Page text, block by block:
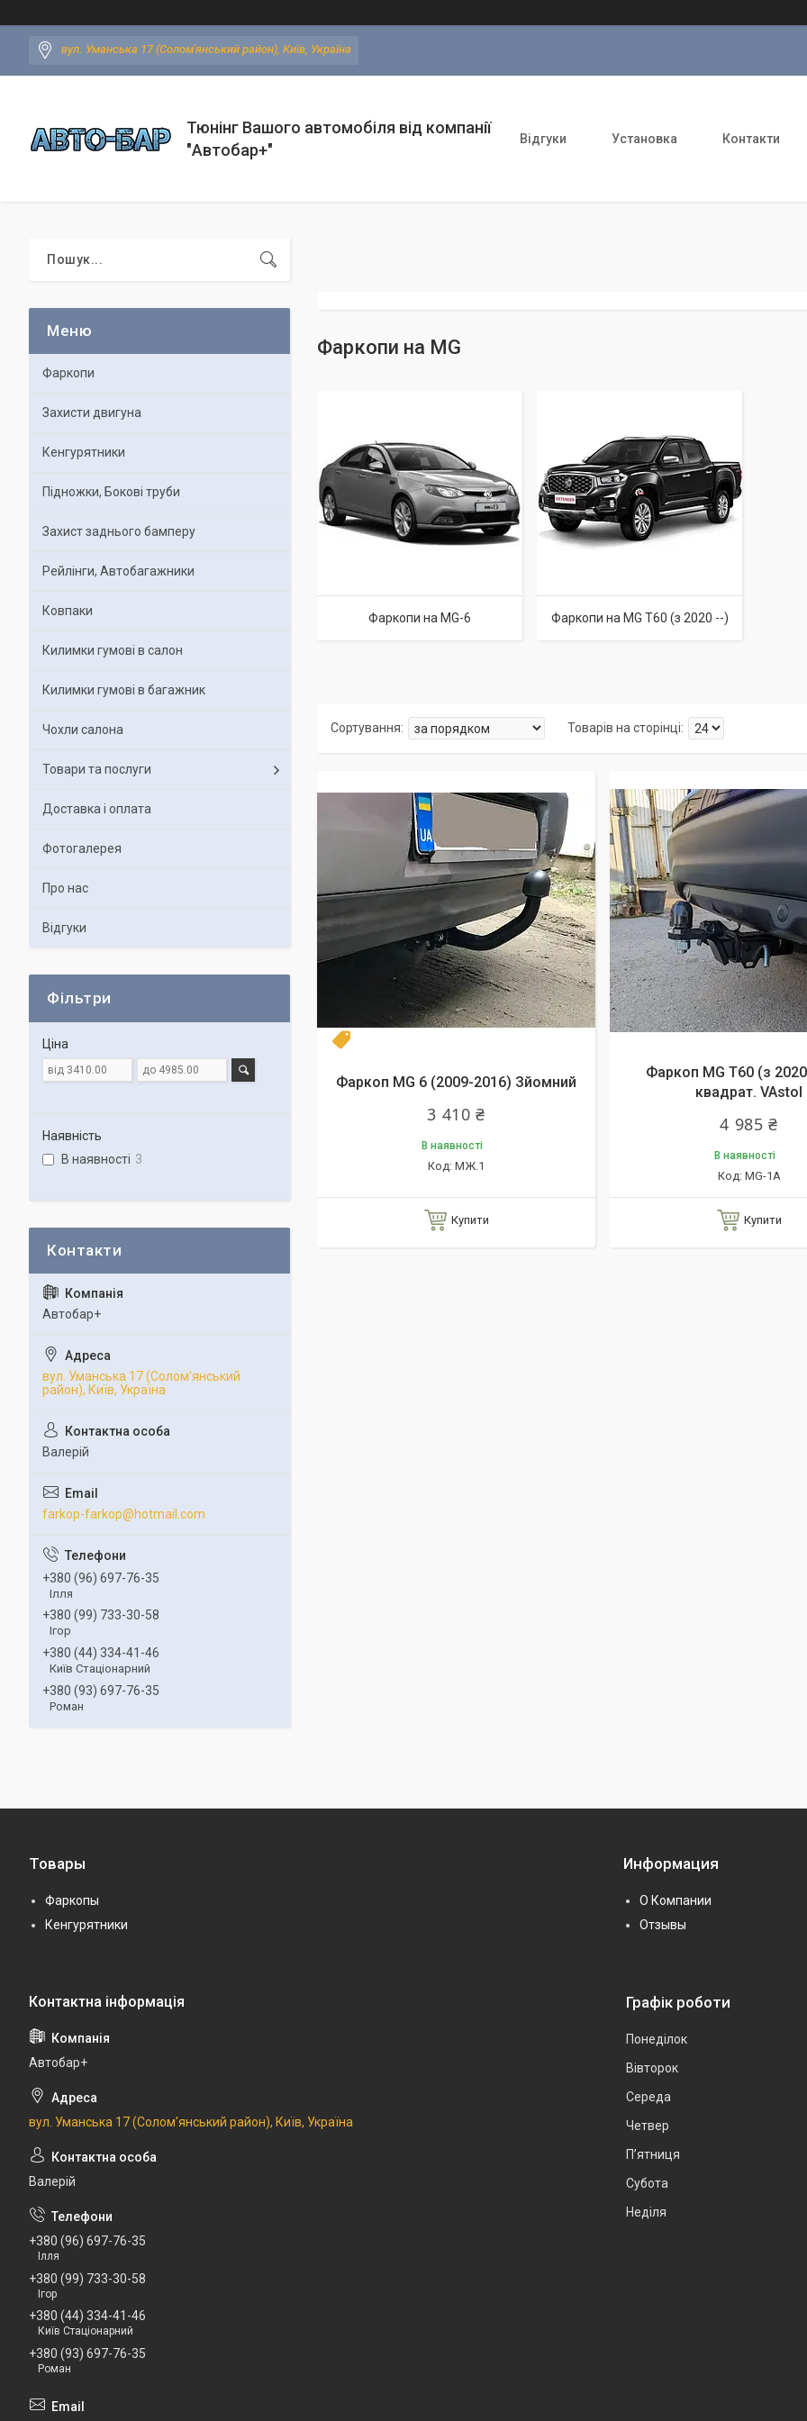
вул. Уманська 17 (Солом'янський район), Київ, Україна
Тюнінг Вашого автомобіля від компанії
"Автобар+"
Відгуки Установка Контакти
Фаркопи на MG
Фаркопи на MG-6 Фаркопи на MG T60 (з 2020 --)
Фаркоп MG 6 (2009-2016) Зйомний
3 410 ₴
В наявності
МЖ.1
Купити
Фаркоп MG T60 (з
квадрат. VAstol
4 985 ₴
В наявності
MG-1A
Купити
Фаркопи
Захисти двигуна
Кенгурятники
Підножки, Бокові труби
Захист заднього бамперу
Рейлінги, Автобагажники
Ковпаки
Килимки гумові в салон
Килимки гумові в багажник
Чохли салона
Товари та послуги
Доставка і оплата
Фотогалерея
Про нас
Відгуки
Фільтри
Ціна
Наявність
В наявності 3
Автобар+
вул. Уманська 17 (Солом'янський
район), Київ, Україна
Валерій
farkop-farkop@hotmail.com
+380 (96) 697-76-35
Ілля
+380 (99) 733-30-58
Ігор
+380 (44) 334-41-46
Київ Стаціонарний
+380 (93) 697-76-35
Роман
Товары
Фаркопы
Кенгурятники
Информация
О Компании
Отзывы
Автобар+
вул. Уманська 17 (Солом'янський район), Київ, Україна
Валерій
+380 (96) 697-76-35
Ілля
+380 (99) 733-30-58
Ігор
+380 (44) 334-41-46
Київ Стаціонарний
+380 (93) 697-76-35
Роман
Графік роботи
Понеділок
Вівторок
Середа
Четвер
Пʼятниця
Субота
Неділя